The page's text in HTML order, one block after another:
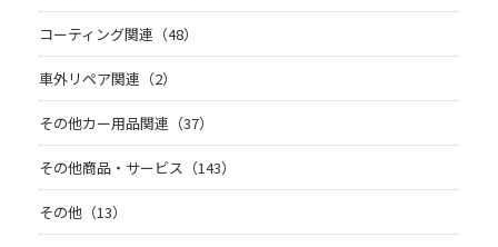
コーティング関連（48）
車外リペア関連（2）
その他カー用品関連（37）
その他商品・サービス（143）
その他（13）